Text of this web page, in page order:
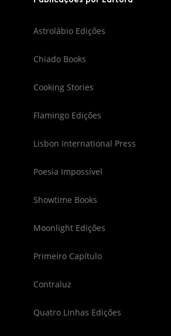
Astrolábio Edições
Chiado Books
Cooking Stories
Flamingo Edições
Lisbon International Press
Poesia Impossível
Showtime Books
Moonlight Edições
Primeiro Capítulo
Contraluz
Quatro Linhas Edições